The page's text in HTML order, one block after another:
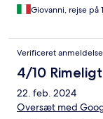
Giovanni, rejse på
Verificeret anmeldelse
4/10 Rimeligt
22. feb. 2024
Oversæt med